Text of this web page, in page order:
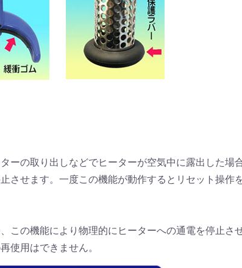
ける カートへ進む
ーの取り出しなどでヒーターが空気中に露出した場
させます。一度この機能が動作するとリセット操作
この機能により物理的にヒーターへの通電を停止させ
使用はできません。